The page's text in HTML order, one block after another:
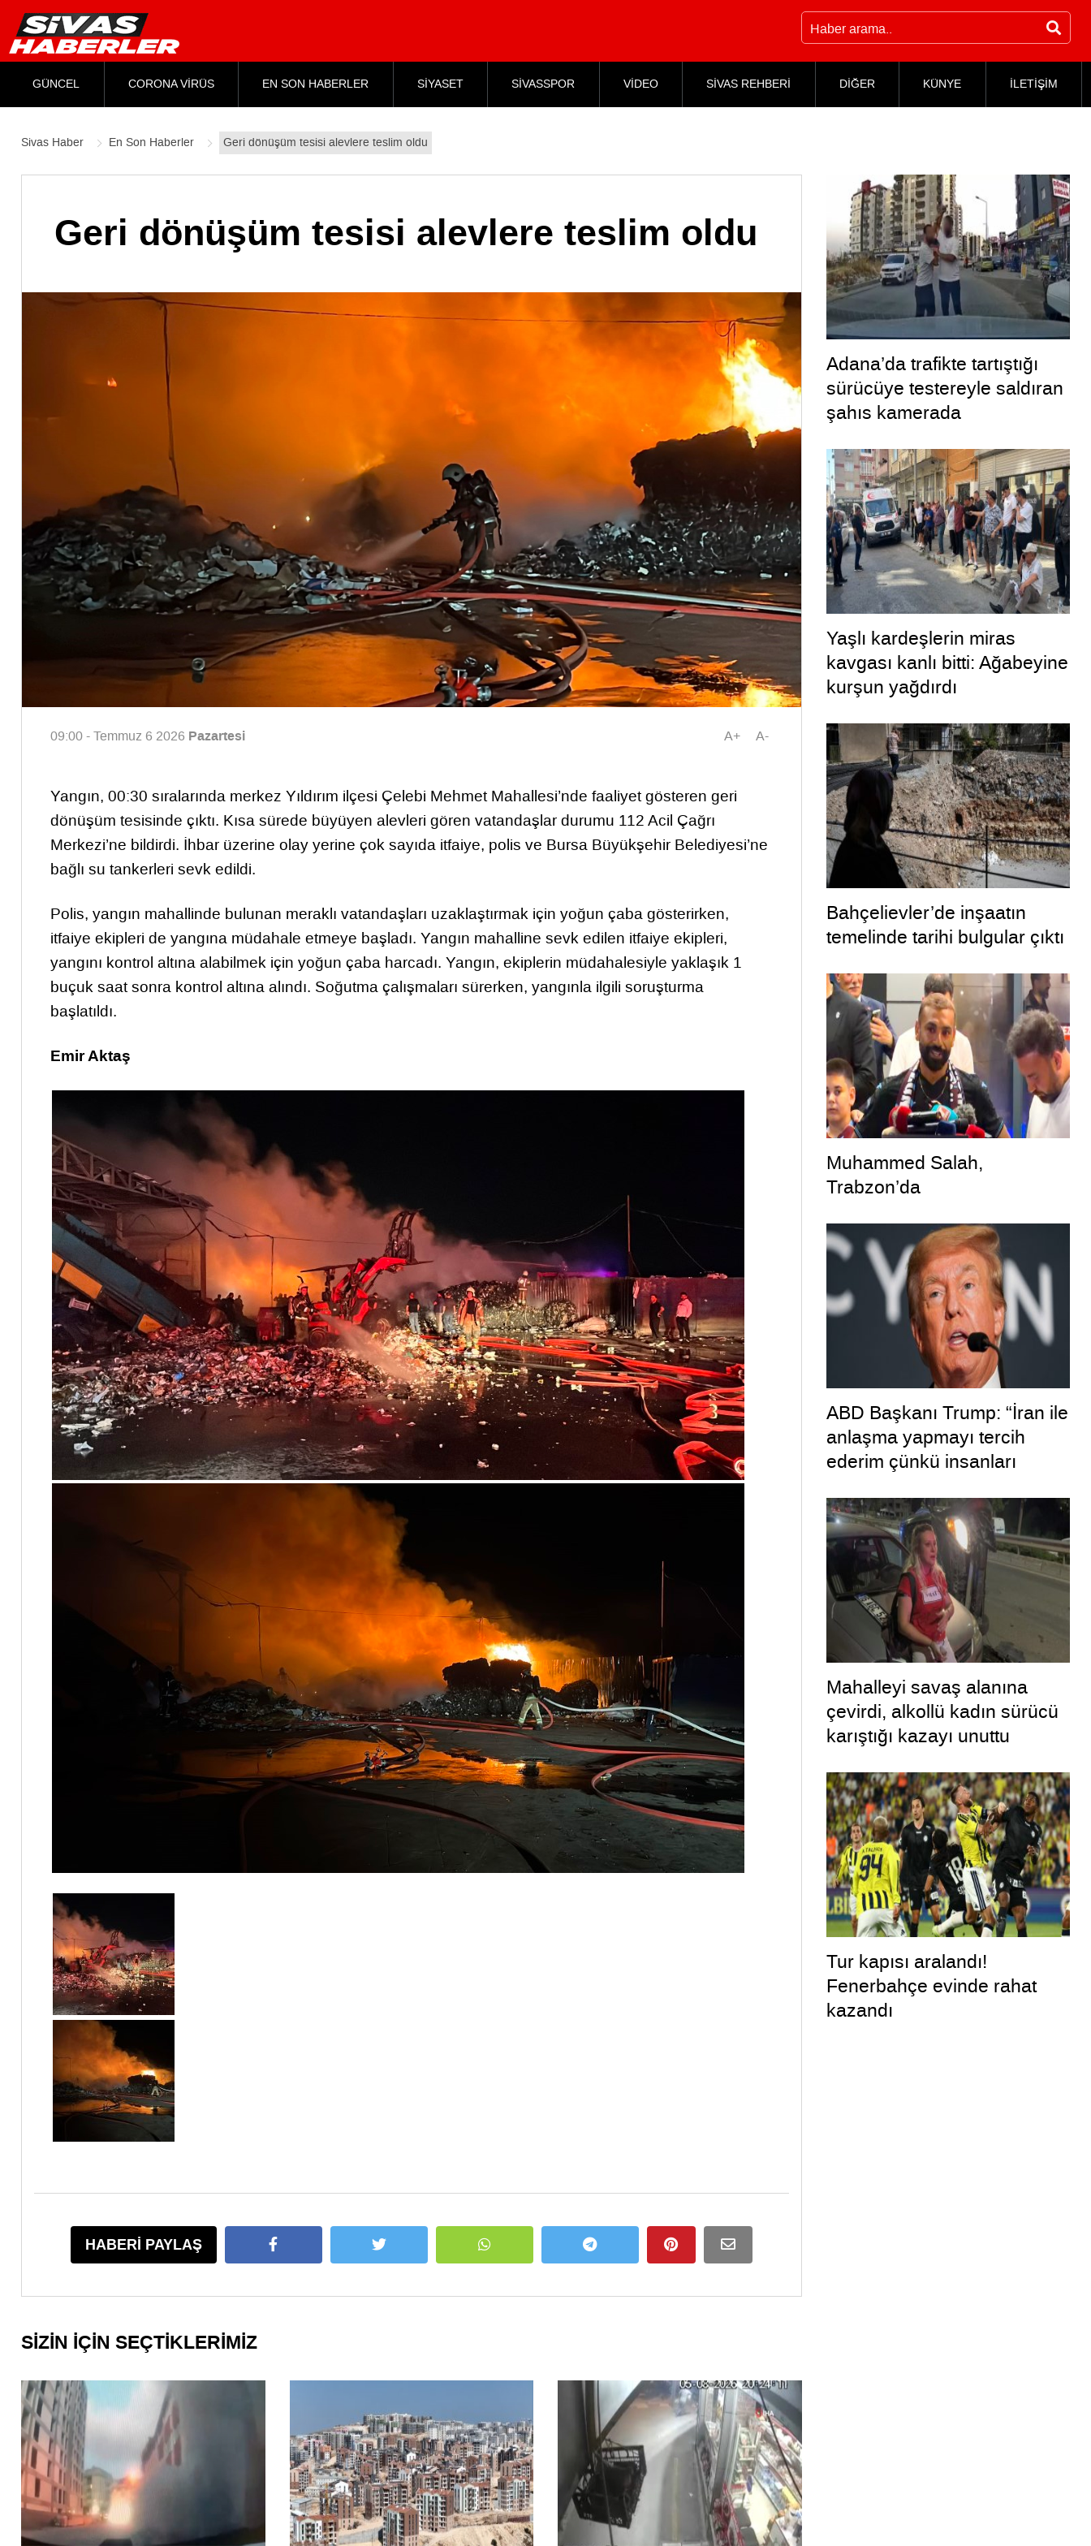
GÜNCEL CORONA VİRÜS EN SON HABERLER SİYASET SİVASSPOR VİDEO SİVAS REHBERİ DİĞER KÜNYE İLETİŞİM
Sivas Haber En Son Haberler Geri dönüşüm tesisi alevlere teslim oldu
Geri dönüşüm tesisi alevlere teslim oldu
09:00 - Temmuz 6 2026 Pazartesi A+ A-
Yangın, 00:30 sıralarında merkez Yıldırım ilçesi Çelebi Mehmet Mahallesi’nde faaliyet gösteren geri
dönüşüm tesisinde çıktı. Kısa sürede büyüyen alevleri gören vatandaşlar durumu 112 Acil Çağrı
Merkezi’ne bildirdi. İhbar üzerine olay yerine çok sayıda itfaiye, polis ve Bursa Büyükşehir Belediyesi’ne
bağlı su tankerleri sevk edildi.
Polis, yangın mahallinde bulunan meraklı vatandaşları uzaklaştırmak için yoğun çaba gösterirken,
itfaiye ekipleri de yangına müdahale etmeye başladı. Yangın mahalline sevk edilen itfaiye ekipleri,
yangını kontrol altına alabilmek için yoğun çaba harcadı. Yangın, ekiplerin müdahalesiyle yaklaşık 1
buçuk saat sonra kontrol altına alındı. Soğutma çalışmaları sürerken, yangınla ilgili soruşturma
başlatıldı.
Emir Aktaş
HABERİ PAYLAŞ
SİZİN İÇİN SEÇTİKLERİMİZ
Adana’da trafikte tartıştığı
sürücüye testereyle saldıran
şahıs kamerada
Yaşlı kardeşlerin miras
kavgası kanlı bitti: Ağabeyine
kurşun yağdırdı
Bahçelievler’de inşaatın
temelinde tarihi bulgular çıktı
Muhammed Salah,
Trabzon’da
ABD Başkanı Trump: “İran ile
anlaşma yapmayı tercih
ederim çünkü insanları
Mahalleyi savaş alanına
çevirdi, alkollü kadın sürücü
karıştığı kazayı unuttu
Tur kapısı aralandı!
Fenerbahçe evinde rahat
kazandı